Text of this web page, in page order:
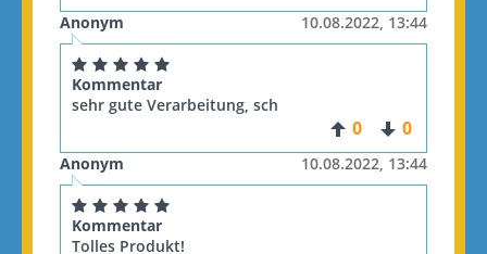
Anonym 10.08.2022, 13:44
Kommentar
sehr gute Verarbeitung, sch
0 0
Anonym 10.08.2022, 13:44
Kommentar
Tolles Produkt!